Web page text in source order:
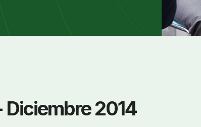
Diciembre 2014